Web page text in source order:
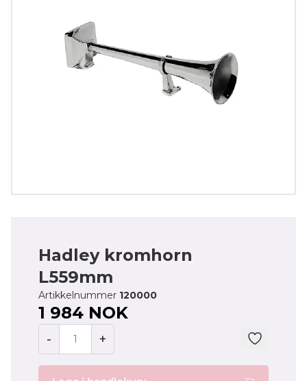
Hadley kromhorn
L559mm
Artikkelnummer 120000
1 984 NOK
- +